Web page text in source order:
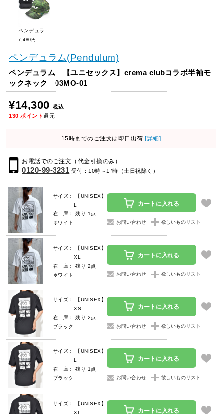
7,480円
ペンデュラム(Pendulum)
ペンデュラム 【ユニセックス】crema clubコラボ半袖モ
ックネック 03MO-01
¥14,300 税込
130 ポイント還元
15時までのご注文は即日出荷 [詳細]
お電話でのご注文（代金引換のみ）
0120-99-3231 受付：10時～17時（土日祝除く）
サイズ： 【UNISEX】
L
在 庫： 残り 1点
ホワイト
カートに入れる
お問い合わせ 欲しいものリスト
サイズ： 【UNISEX】
XL
在 庫： 残り 2点
ホワイト
カートに入れる
お問い合わせ 欲しいものリスト
サイズ： 【UNISEX】
XS
在 庫： 残り 2点
ブラック
カートに入れる
お問い合わせ 欲しいものリスト
サイズ： 【UNISEX】
L
在 庫： 残り 1点
ブラック
カートに入れる
お問い合わせ 欲しいものリスト
サイズ： 【UNISEX】
XL
カートに入れる